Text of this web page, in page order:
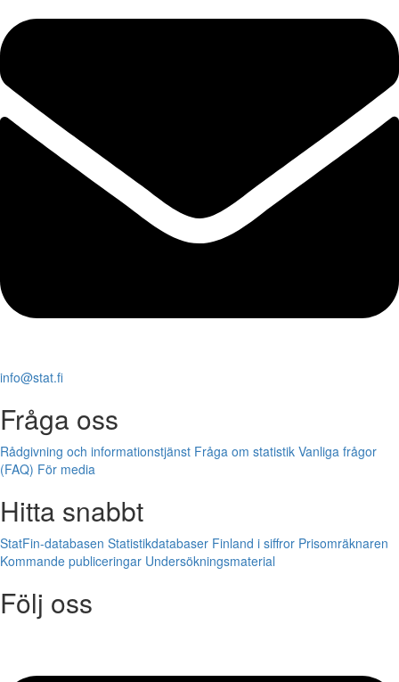
info@stat.fi
Fråga oss
Rådgivning och informationstjänst Fråga om statistik Vanliga frågor
(FAQ) För media
Hitta snabbt
StatFin-databasen Statistikdatabaser Finland i siffror Prisomräknaren
Kommande publiceringar Undersökningsmaterial
Följ oss